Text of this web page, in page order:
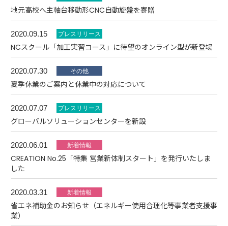
地元高校へ主軸台移動形CNC自動旋盤を寄贈
2020.09.15
NCスクール「加工実習コース」に待望のオンライン型が新登場
2020.07.30
夏季休業のご案内と休業中の対応について
2020.07.07
グローバルソリューションセンターを新設
2020.06.01
CREATION No.25「特集 営業新体制スタート」を発行いたしま
した
2020.03.31
省エネ補助金のお知らせ（エネルギー使用合理化等事業者支援事
業）